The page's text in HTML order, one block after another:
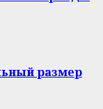
размер